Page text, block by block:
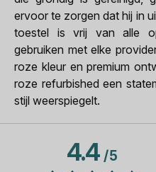
ervoor te zorgen dat hij in
toestel is vrij van alle
gebruiken met elke
roze kleur en premium
roze refurbished een
stijl weerspiegelt.
4.4/5